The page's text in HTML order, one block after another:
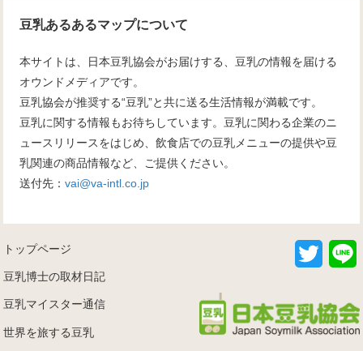
豆乳あるあるマップについて
本サイトは、日本豆乳協会がお届けする、豆乳の情報を届ける
オウンドメディアです。
豆乳協会が推奨する“豆乳”と共に送る生活情報が満載です。
豆乳に関する情報もお待ちしています。豆乳に関わる企業のニ
ュースリリースをはじめ、飲食店での豆乳メニューの提供や豆
乳関連の商品情報など、ご提供ください。
送付先：vai@va-intl.co.jp
トップページ
豆乳博士の取材日記
豆乳マイスター通信
世界を旅する豆乳
T
e
r
L